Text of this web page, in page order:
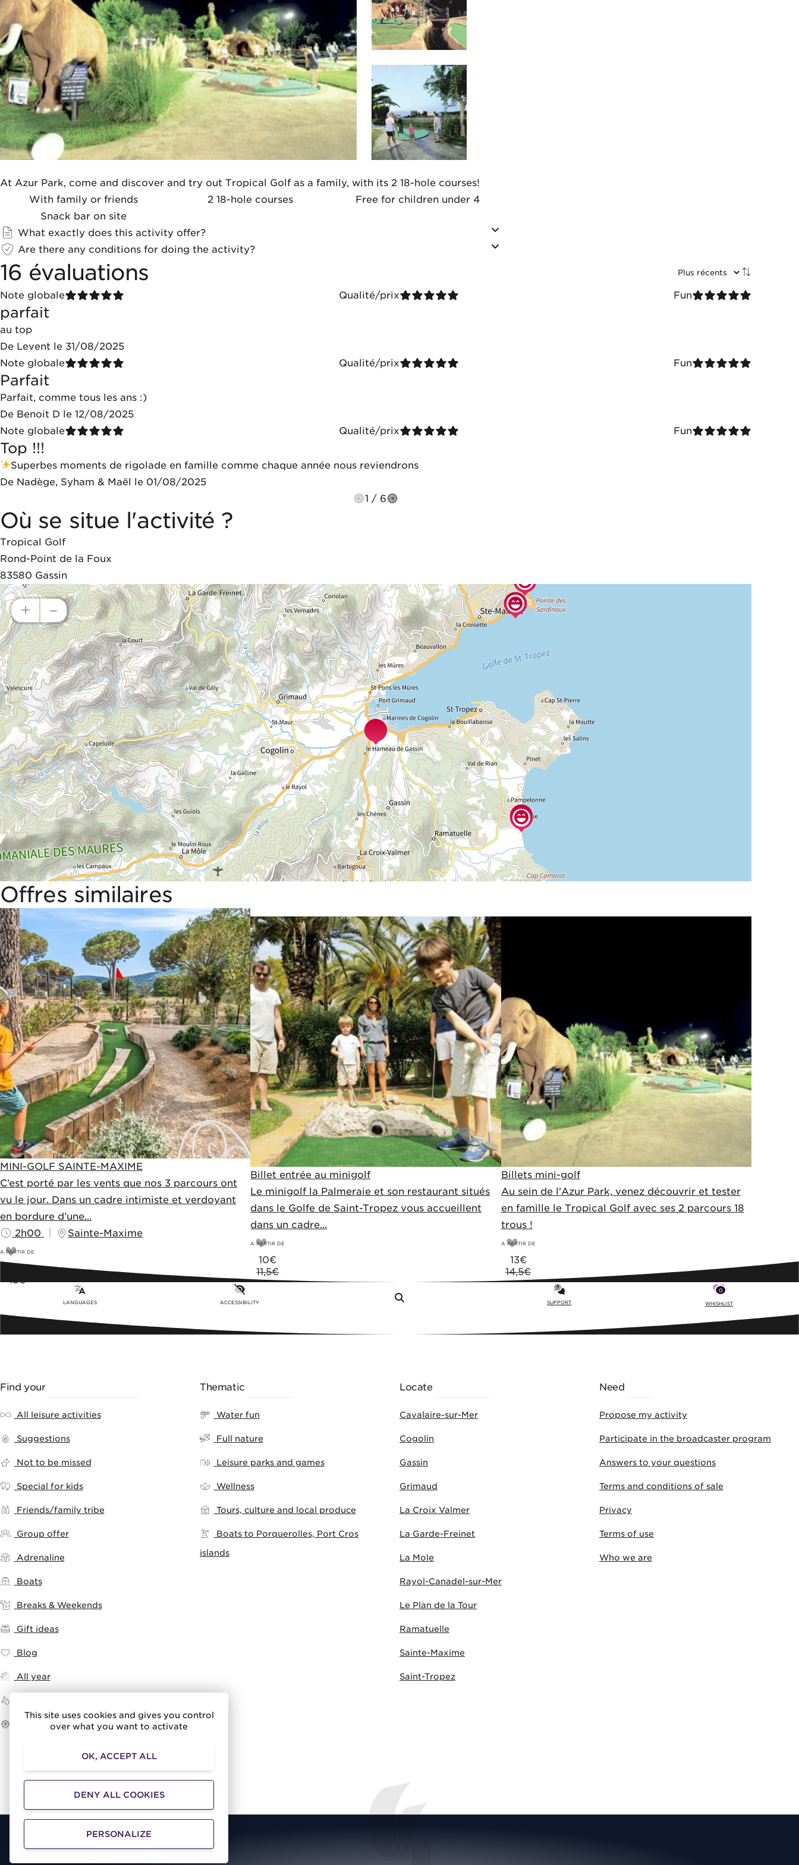
This site uses cookies and gives you control
over what you want to activate
OK, ACCEPT ALL
DENY ALL COOKIES
PERSONALIZE
At Azur Park, come and discover and try out Tropical Golf as a family, with its 2 18-hole courses!
With family or friends
2 18-hole courses
Free for children under 4
Snack bar on site
What exactly does this activity offer?
Are there any conditions for doing the activity?
16 évaluations
Note globale Qualité/prix Fun
parfait
au top
De Levent le 31/08/2025
Note globale
Qualité/prix Fun
Parfait
Parfait, comme tous les ans :)
De Benoit D le 12/08/2025
Note globale
Qualité/prix Fun
Top !!!
Superbes moments de rigolade en famille comme chaque année nous reviendrons
De Nadège, Syham & Maël le 01/08/2025
1 / 6
Où se situe l'activité ?
Tropical Golf
Rond-Point de la Foux
83580 Gassin
+ –
Offres similaires
Billets mini-golf
Au sein de l'Azur Park, venez découvrir et tester
en famille le Tropical Golf avec ses 2 parcours 18
trous !
A PARTIR DE
13€
14,5€
MINI-GOLF SAINTE-MAXIME
C’est porté par les vents que nos 3 parcours ont
vu le jour. Dans un cadre intimiste et verdoyant
en bordure d’une...
2h00
Sainte-Maxime
A PARTIR DE
€
13€
Billet entrée au minigolf
Le minigolf la Palmeraie et son restaurant situés
dans le Golfe de Saint-Tropez vous accueillent
dans un cadre...
A PARTIR DE
10€
11,5€
LANGUAGES ACCESSIBILITY Menu SUPPORT
0
WHISHLIST
Find your
All leisure activities
Suggestions
Not to be missed
Special for kids
Friends/family tribe
Group offer
Adrenaline
Boats
Breaks & Weekends
Gift ideas
Blog
All year
Amusement parks
Thematic
Water fun
Full nature
Leisure parks and games
Wellness
Tours, culture and local produce
Boats to Porquerolles, Port Cros
islands
Locate
Cavalaire-sur-Mer
Cogolin
Gassin
Grimaud
La Croix Valmer
La Garde-Freinet
La Mole
Rayol-Canadel-sur-Mer
Le Plan de la Tour
Ramatuelle
Sainte-Maxime
Saint-Tropez
Need
Propose my activity
Participate in the broadcaster program
Answers to your questions
Terms and conditions of sale
Privacy
Terms of use
Who we are